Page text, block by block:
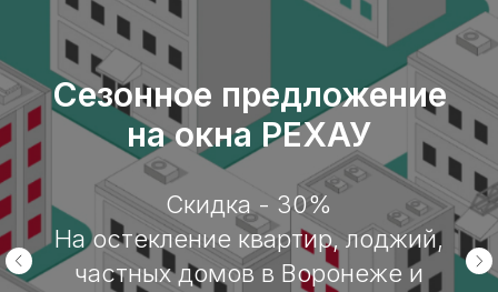
Сезонное предложение
на окна РЕХАУ
Скидка - 30%
На остекление квартир, лоджий,
частных домов в Воронеже и